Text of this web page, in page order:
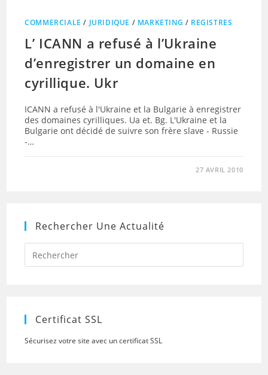
COMMERCIALE / JURIDIQUE / MARKETING / REGISTRES
L’ ICANN a refusé à l’Ukraine
d’enregistrer un domaine en
cyrillique. Ukr
ICANN a refusé à l'Ukraine et la Bulgarie à enregistrer
des domaines cyrilliques. Ua et. Bg. L'Ukraine et la
Bulgarie ont décidé de suivre son frère slave - Russie
-…
27 AVRIL 2010
Rechercher Une Actualité
Press
to
Certificat SSL
Sécurisez votre site avec un certificat SSL